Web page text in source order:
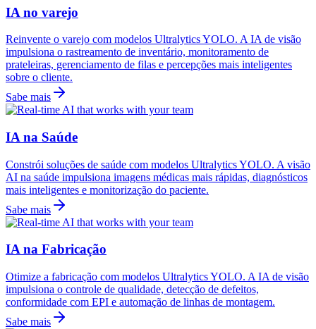
IA no varejo
Reinvente o varejo com modelos Ultralytics YOLO. A IA de visão
impulsiona o rastreamento de inventário, monitoramento de
prateleiras, gerenciamento de filas e percepções mais inteligentes
sobre o cliente.
Sabe mais
IA na Saúde
Constrói soluções de saúde com modelos Ultralytics YOLO. A visão
AI na saúde impulsiona imagens médicas mais rápidas, diagnósticos
mais inteligentes e monitorização do paciente.
Sabe mais
IA na Fabricação
Otimize a fabricação com modelos Ultralytics YOLO. A IA de visão
impulsiona o controle de qualidade, detecção de defeitos,
conformidade com EPI e automação de linhas de montagem.
Sabe mais